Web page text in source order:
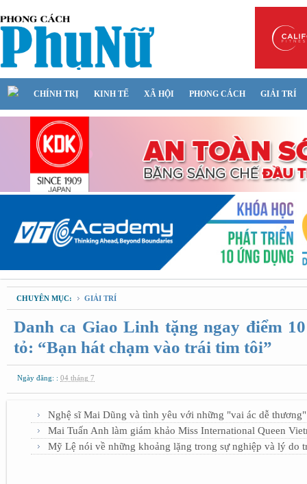
CHÍNH TRỊ KINH TẾ XÃ HỘI PHONG CÁCH GIẢI TRÍ
CHUYÊN MỤC: GIẢI TRÍ
Danh ca Giao Linh tặng ngay điểm
tỏ: “Bạn hát chạm vào trái tim tôi”
Ngày đăng: : 04 tháng 7
Nghệ sĩ Mai Dũng và tình yêu với những "vai ác dễ thương"
Mai Tuấn Anh làm giám khảo Miss International Queen
Mỹ Lệ nói về những khoảng lặng trong sự nghiệp và lý do